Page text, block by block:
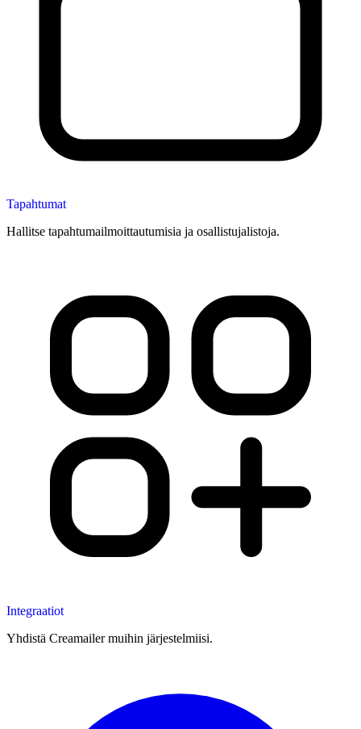
Tapahtumat
Hallitse tapahtumailmoittautumisia ja osallistujalistoja.
Integraatiot
Yhdistä Creamailer muihin järjestelmiisi.